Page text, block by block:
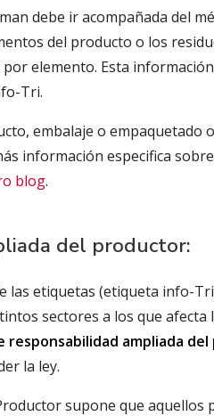
debe ir acompañada del
del producto o los
elemento. Esta
Tri.
embalaje o empaquetado
información especifica
blog.
del productor:
las etiquetas (etiqueta info-
sectores a los que afecta
responsabilidad ampliada
la ley.
supone que